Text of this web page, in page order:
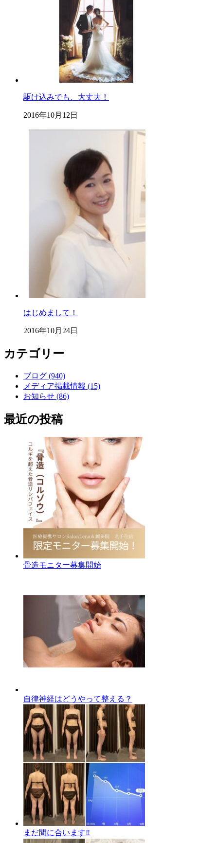
駆け込みでも、大丈夫！
2016年10月12日
はじめまして！
2016年10月24日
カテゴリー
ブログ (940)
メディア掲載情報 (15)
お知らせ (86)
最近の投稿
骨造モニター募集開始
自律神経はどうやって整える？
まだ間に合います‼️